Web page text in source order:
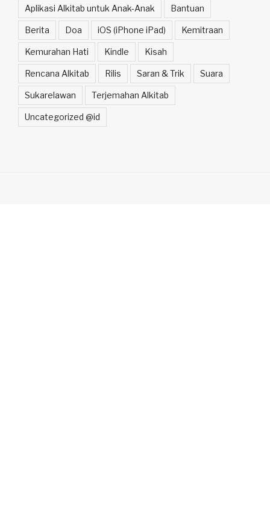
Aplikasi Alkitab untuk Anak-Anak Bantuan
Berita Doa iOS (iPhone iPad) Kemitraan
Kemurahan Hati Kindle Kisah
Rencana Alkitab Rilis Saran & Trik Suara
Sukarelawan Terjemahan Alkitab
Uncategorized @id